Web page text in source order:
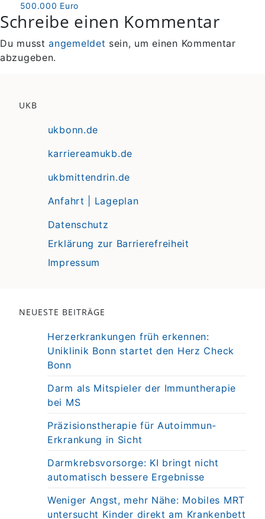
500.000 Euro
Schreibe einen Kommentar
Du musstangemeldet sein, um einen Kommentar
abzugeben.
UKB
ukbonn.de
karriereamukb.de
ukbmittendrin.de
Anfahrt | Lageplan
Datenschutz
Erklärung zur Barrierefreiheit
Impressum
NEUESTE BEITRÄGE
Herzerkrankungen früh erkennen:
Uniklinik Bonn startet den Herz Check
Bonn
Darm als Mitspieler der Immuntherapie
bei MS
Präzisionstherapie für Autoimmun-
Erkrankung in Sicht
Darmkrebsvorsorge: KI bringt nicht
automatisch bessere Ergebnisse
Weniger Angst, mehr Nähe: Mobiles MRT
untersucht Kinder direkt am Krankenbett